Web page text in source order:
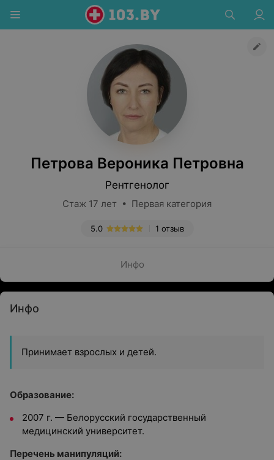
Петрова Вероника Петровна
Рентгенолог
Стаж 17 лет • Первая категория
1 отзыв
5.0
Инфо
Инфо
Принимает взрослых и детей.
Образование:
2007 г. — Белорусский государственный
медицинский университет.
Перечень манипуляций: